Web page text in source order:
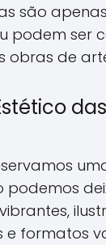
são
podem ser
obras de
podemos
formatos